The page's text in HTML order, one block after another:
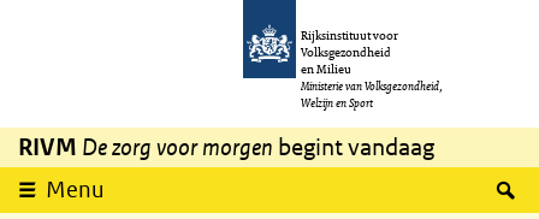
Overslaan en naar de inhoud gaan
Rijksinstituut voor
Volksgezondheid
en Milieu
Ministerie van Volksgezondheid,
Welzijn en Sport
RIVM De zorg voor morgen begint vandaag
Menu